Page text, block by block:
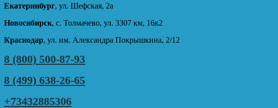
Екатеринбург, ул. Шефская, 2а
Новосибирск, с. Толмачево, ул. 3307 км, 16к2
Краснодар, ул. им. Александра Покрышкина, 2/12
8 (800) 500-87-93
8 (499) 638-26-65
+73432885306